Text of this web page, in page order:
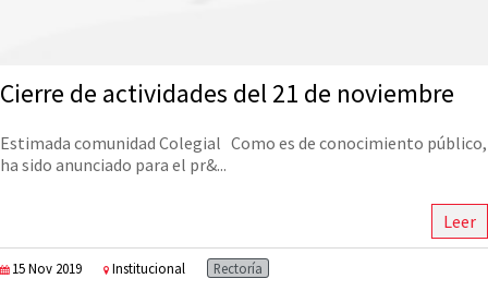
Cierre de actividades del 21 de noviembre
Estimada comunidad Colegial Como es de conocimiento público,
ha sido anunciado para el pr&...
Leer
15 Nov 2019 Institucional Rectoría